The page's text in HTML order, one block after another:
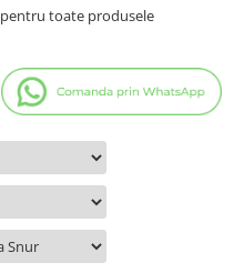
pentru toate produsele